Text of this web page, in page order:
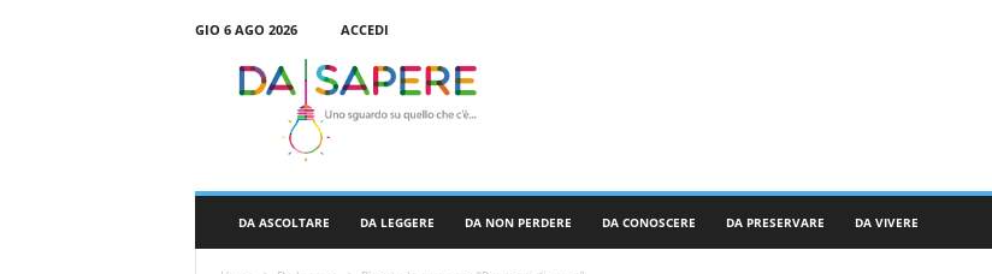
GIO 6 AGO 2026
ACCEDI
DA ASCOLTARE DA LEGGERE DA NON PERDERE DA CONOSCERE DA PRESERVARE DA VIVERE